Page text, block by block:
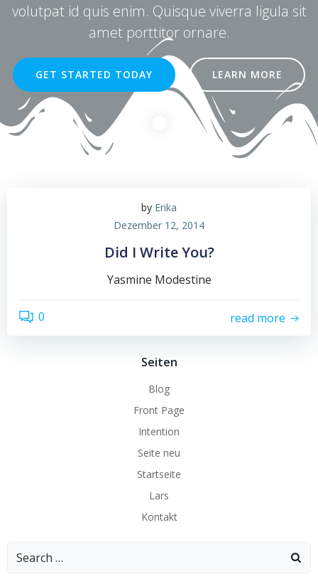
volutpat id quis enim. Quisque viverra ligula sit
amet porttitor ornare.
GET STARTED TODAY LEARN MORE
by Erika
Dezember 12, 2014
Did I Write You?
Yasmine Modestine
0 read more
Seiten
Blog
Front Page
Intention
Seite neu
Startseite
Lars
Kontakt
Search